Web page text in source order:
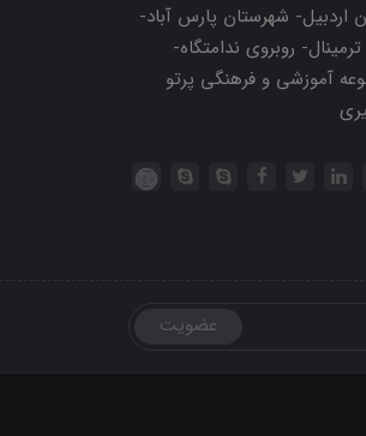
اردبیل- شهرستان پارس آباد-
روبروی ندامتگاه-
آموزشی و فرهنگی پرتو
عضویت